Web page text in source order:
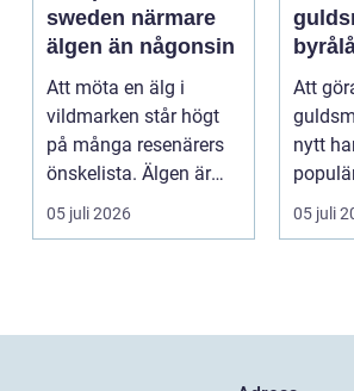
sweden närmare
älgen än någonsin
Att möta en älg i
vildmarken står högt
på många resenärers
önskelista. Älgen är
Skandinaviens ikonis...
05 juli 2026
favorit
Att
nytt
ärvda
05 juli